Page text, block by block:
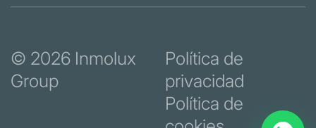
© 2026 Inmolux
Group
Política de
privacidad
Política de